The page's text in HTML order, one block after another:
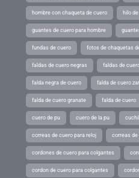
hombre con chaqueta de cuero hilo
guantes de cuero para hombre
fundas de cuero fotos de chaquetas
faldas de cuero negras faldas de
falda negra de cuero falda de cuero
falda de cuero granate falda de cuero
cuero de pu cuero de la pu
correas de cuero para reloj correas de
cordones de cuero para colgantes
cordon de cuero para colgantes